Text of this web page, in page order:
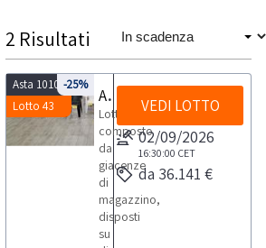
2 Risultati
Asta 10103
Lotto 43
-25%
Articoli per la casa bricolage e ferramenta
Lotto
composto
da
giacenze
di
magazzino,
disposti
su
VEDI LOTTO
02/09/2026
16:30:00 CET
da 36.141 €